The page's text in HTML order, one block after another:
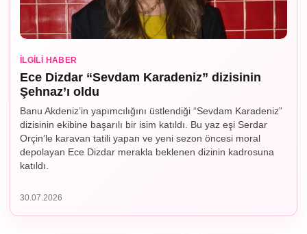
İLGILI HABER
Ece Dizdar “Sevdam Karadeniz” dizisinin
Şehnaz’ı oldu
Banu Akdeniz’in yapımcılığını üstlendiği “Sevdam Karadeniz”
dizisinin ekibine başarılı bir isim katıldı. Bu yaz eşi Serdar
Orçin’le karavan tatili yapan ve yeni sezon öncesi moral
depolayan Ece Dizdar merakla beklenen dizinin kadrosuna
katıldı.
30.07.2026